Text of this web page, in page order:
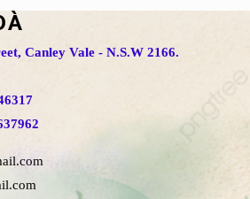
Canley Vale - N.S.W 2166.